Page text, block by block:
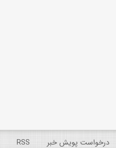
درخواست پویش خبر RSS